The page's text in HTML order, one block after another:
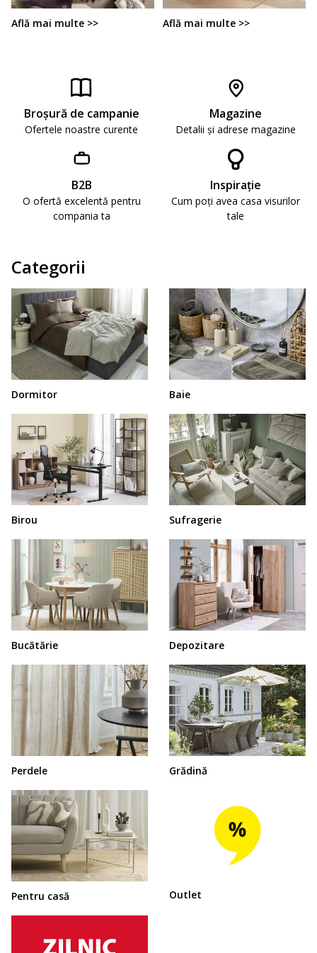
Află mai multe >> Află mai multe >>
Broşură de campanie
Ofertele noastre curente
Magazine
Detalii și adrese magazine
B2B
O ofertă excelentă pentru
compania ta
Inspirație
Cum poți avea casa visurilor
tale
Categorii
Dormitor Baie
Birou Sufragerie
Bucătărie Depozitare
Perdele Grădină
Pentru casă Outlet